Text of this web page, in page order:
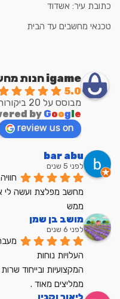
כתובת עיר: אשדוד
טכנאי מחשבים עד הבית
igame חנות מחשבים קונסולות וגיימיניג
5.0
מבוסס על 20 ביקורות
by Goog e
review us on
bar abu
לפני 5 שנים
ממש
מושב בן שמן
לפני 6 שנים
העלויות נוחות
המקצועיות ובייחוד
ממליצים מאוד .